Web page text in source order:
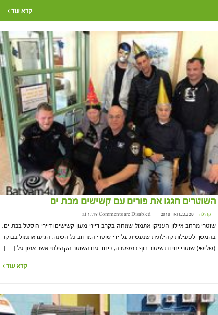
קרא עוד ›
השוטרים חגגו את פורים עם קשישים מבת ים
קהילה 28 בפברואר 2018 at 17:19 Comments are Disabled
שוטרי מרחב איילון העניקו אתמול שמחה בקרב דיירי מעון קשישים ודיירי הוסטל בבת ים.
בהמשך לפעילות קהילתית שנעשית על ידי שוטרי המרחב כל השנה, הגיעו אתמול בבוקר
(שלישי) שוטרי יחידת שיטור חוף במשטרה, ביחד עם השוטר הקהילתי אשר אמון על […]
קרא עוד ›